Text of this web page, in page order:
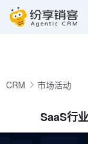
CRM 市场活动
SaaS行